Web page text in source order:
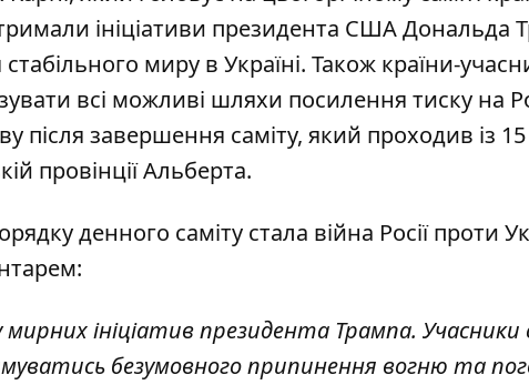
ініціативи президента США Дональда
миру в Україні. Також країни-
всі можливі шляхи посилення тиску на
після завершення саміту, який проходив із
провінції Альберта.
денного саміту стала війна Росії проти
ініціатив президента Трампа. Учасники
безумовного припинення вогню та